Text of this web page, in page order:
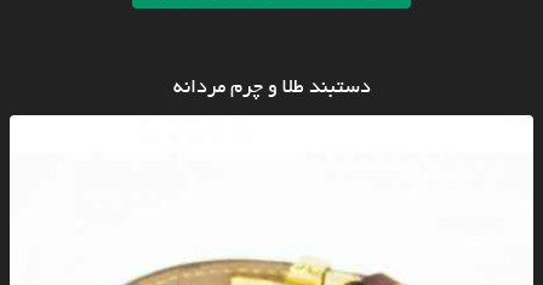
دستبند طلا و چرم مردانه